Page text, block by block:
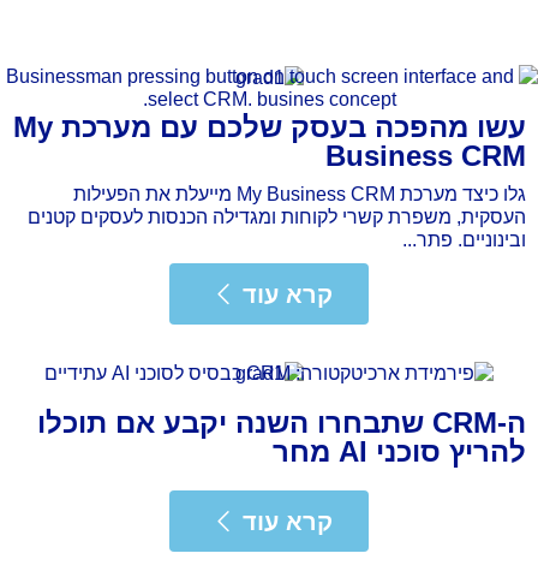
עשו מהפכה בעסק שלכם עם מערכת My
Business CRM
גלו כיצד מערכת My Business CRM מייעלת את הפעילות
העסקית, משפרת קשרי לקוחות ומגדילה הכנסות לעסקים קטנים
ובינוניים. פתר...
קרא עוד
ה-CRM שתבחרו השנה יקבע אם תוכלו
להריץ סוכני AI מחר
קרא עוד